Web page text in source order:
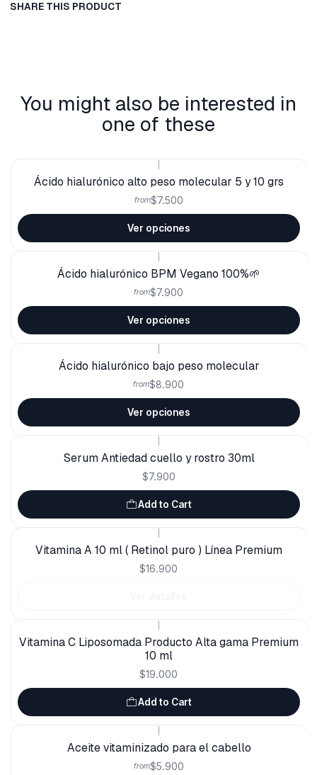
SHARE THIS PRODUCT
You might also be interested in
one of these
Ácido hialurónico alto peso molecular 5 y 10 grs
from$7.500
Ver opciones
Ácido hialurónico BPM Vegano 100%🌱
from$7.900
Ver opciones
Ácido hialurónico bajo peso molecular
from$8.900
Ver opciones
Serum Antiedad cuello y rostro 30ml
$7.900
Add to Cart
Vitamina A 10 ml ( Retinol puro ) Línea Premium
$16.900
Vitamina C Liposomada Producto Alta gama Premium
10 ml
$19.000
Add to Cart
Aceite vitaminizado para el cabello
from$5.900